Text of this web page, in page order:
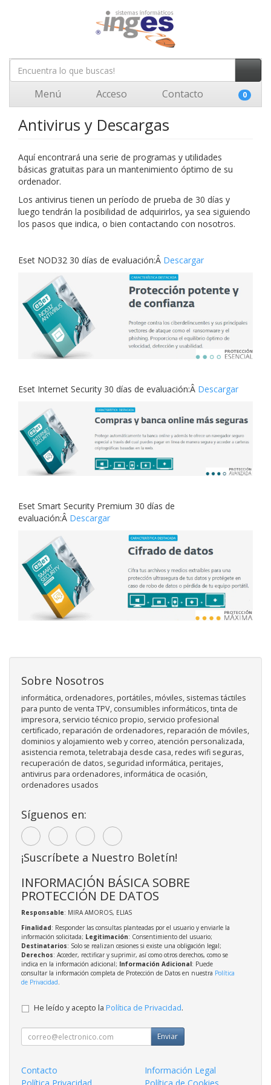
Menú Acceso Contacto 0
Antivirus y Descargas
Aquí encontrará una serie de programas y utilidades
básicas gratuitas para un mantenimiento óptimo de su
ordenador.
Los antivirus tienen un período de prueba de 30 días y
luego tendrán la posibilidad de adquirirlos, ya sea siguiendo
los pasos que indica, o bien contactando con nosotros.
Eset NOD32 30 días de evaluación:Â Descargar
Eset Internet Security 30 días de evaluación:Â Descargar
Eset Smart Security Premium 30 días de
evaluación:Â Descargar
Sobre Nosotros
informática, ordenadores, portátiles, móviles, sistemas táctiles
para punto de venta TPV, consumibles informáticos, tinta de
impresora, servicio técnico propio, servicio profesional
certificado, reparación de ordenadores, reparación de móviles,
dominios y alojamiento web y correo, atención personalizada,
asistencia remota, teletrabaja desde casa, redes wifi seguras,
recuperación de datos, seguridad informática, peritajes,
antivirus para ordenadores, informática de ocasión,
ordenadores usados
Síguenos en:
¡Suscríbete a Nuestro Boletín!
INFORMACIÓN BÁSICA SOBRE
PROTECCIÓN DE DATOS
Responsable: MIRA AMOROS, ELIAS
Finalidad: Responder las consultas planteadas por el usuario y enviarle la
información solicitada; Legitimación: Consentimiento del usuario;
Destinatarios: Solo se realizan cesiones si existe una obligación legal;
Derechos: Acceder, rectificar y suprimir, así como otros derechos, como se
indica en la información adicional; Información Adicional: Puede
consultar la información completa de Protección de Datos en nuestra Política
de Privacidad.
He leído y acepto la Política de Privacidad.
Enviar
Contacto
Información Legal